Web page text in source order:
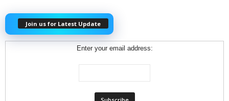
Join us for Latest Update
Enter your email address: